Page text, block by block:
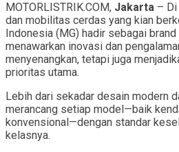
MOTORLISTRIK.COM, Jakarta –
dan mobilitas cerdas yang kian
Indonesia (MG) hadir sebagai
menawarkan inovasi dan
menyenangkan, tetapi juga
prioritas utama.
Lebih dari sekadar desain modern
merancang setiap model—baik
konvensional—dengan standar
kelasnya.